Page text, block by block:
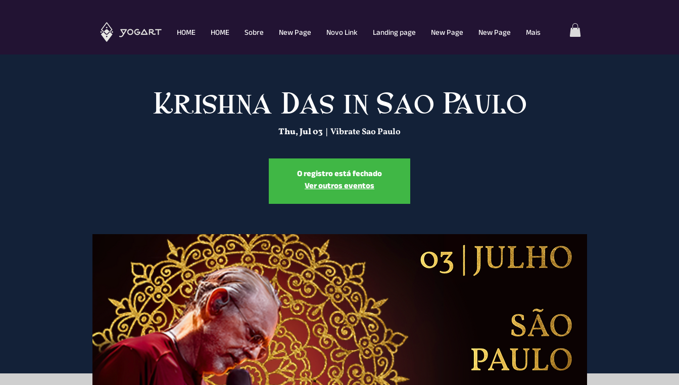
HOME HOME Sobre New Page Novo Link Landing page New Page New Page Mais
Krishna Das in Sao Paulo
Thu, Jul 03
  |
Vibrate Sao Paulo
O registro está fechado
Ver outros eventos